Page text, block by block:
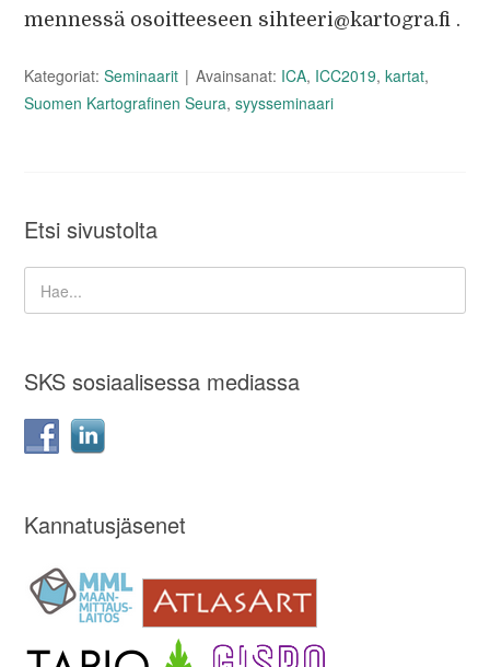
mennessä osoitteeseen sihteeri@kartogra.fi .
Kategoriat:Seminaarit Avainsanat: ICA, ICC2019,kartat,
Suomen Kartografinen Seura,syysseminaari
Etsi sivustolta
SKS sosiaalisessa mediassa
Kannatusjäsenet